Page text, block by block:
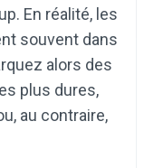
En réalité, les
souvent dans
alors des
plus dures,
au contraire,